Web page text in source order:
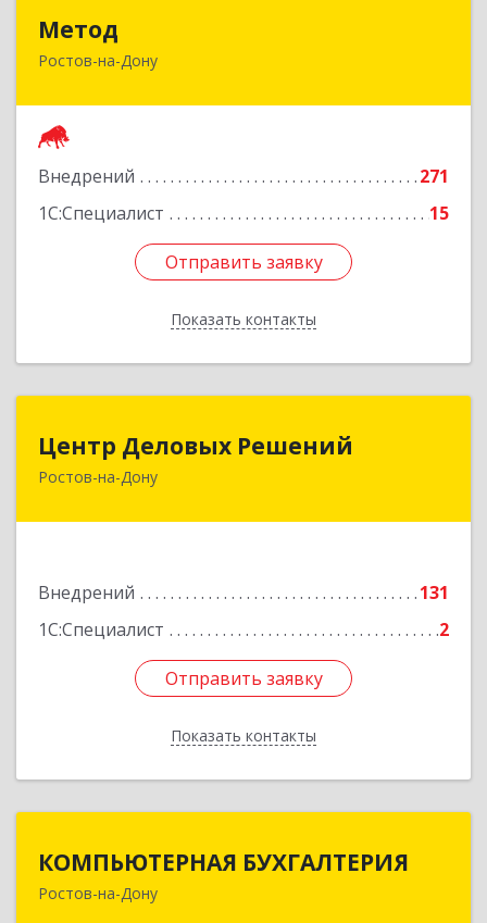
Метод
Ростов-на-Дону
Внедрений
271
1С:Специалист
15
Отправить заявку
Показать контакты
344029, Ростовская обл, Ростов-на-Дону г,
Отправить заявку
Назад
Центр Деловых Решений
Ростов-на-Дону
Внедрений
131
1С:Специалист
2
Отправить заявку
Показать контакты
Центр Деловых Решений
344029, Ростовская обл, Ростов-на-Дону г,
Отправить заявку
Назад
КОМПЬЮТЕРНАЯ БУХГАЛТЕРИЯ
Ростов-на-Дону
344002, Ростовская обл, Ростов-на-Дону г,